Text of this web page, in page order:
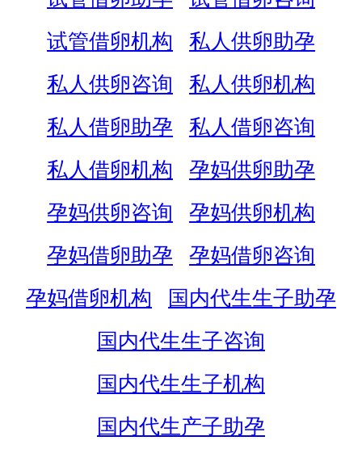
试管借卵机构
私人供卵助孕
私人供卵咨询
私人供卵机构
私人借卵助孕
私人借卵咨询
私人借卵机构
孕妈供卵助孕
孕妈供卵咨询
孕妈供卵机构
孕妈借卵助孕
孕妈借卵咨询
孕妈借卵机构
国内代生生子助孕
国内代生生子咨询
国内代生生子机构
国内代生产子助孕